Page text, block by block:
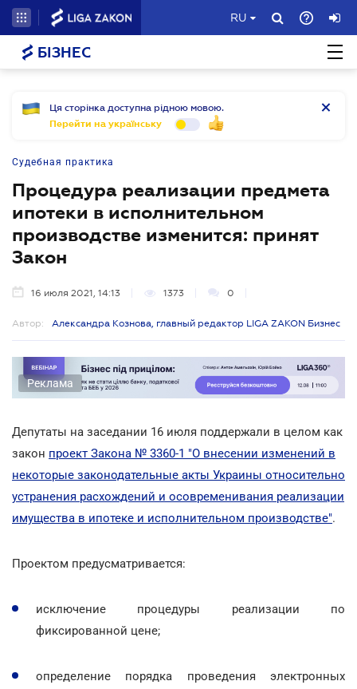
RU
БІЗНЕС
Ця сторінка доступна рідною мовою.
Перейти на українську
Судебная практика
Процедура реализации предмета
ипотеки в исполнительном
производстве изменится: принят
Закон
16 июля 2021, 14:13 1373 0
Автор: Александра Кознова, главный редактор LIGA ZAKON Бизнес
Реклама
Депутаты на заседании 16 июля поддержали в целом как
закон проект Закона № 3360-1 "О внесении изменений в
некоторые законодательные акты Украины относительно
устранения расхождений и осовременивания реализации
имущества в ипотеке и исполнительном производстве".
Проектом предусматривается:
исключение процедуры реализации по
фиксированной цене;
определение порядка проведения электронных